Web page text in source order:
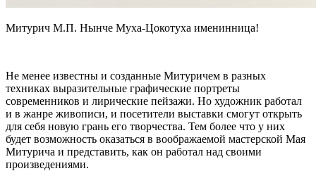
Митурич М.П. Нынче Муха-Цокотуха именинница!
Не менее известны и созданные Митуричем в разных
техниках выразительные графические портреты
современников и лирические пейзажи. Но художник работал
и в жанре живописи, и посетители выставки смогут открыть
для себя новую грань его творчества. Тем более что у них
будет возможность оказаться в воображаемой мастерской Мая
Митурича и представить, как он работал над своими
произведениями.